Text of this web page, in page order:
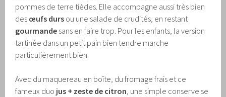
pommes de terre tièdes. Elle accompagne aussi très bien
des œufs durs ou une salade de crudités, en restant
gourmande sans en faire trop. Pour les enfants, la version
tartinée dans un petit pain bien tendre marche
particulièrement bien.
Avec du maquereau en boîte, du fromage frais et ce
fameux duo jus + zeste de citron , une simple conserve se